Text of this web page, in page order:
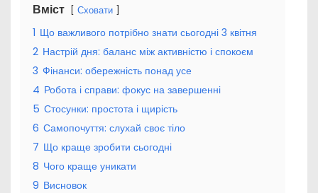
Вміст Сховати
1 Що важливого потрібно знати сьогодні 3 квітня
2 Настрій дня: баланс між активністю і спокоєм
3 Фінанси: обережність понад усе
4 Робота і справи: фокус на завершенні
5 Стосунки: простота і щирість
6 Самопочуття: слухай своє тіло
7 Що краще зробити сьогодні
8 Чого краще уникати
9 Висновок